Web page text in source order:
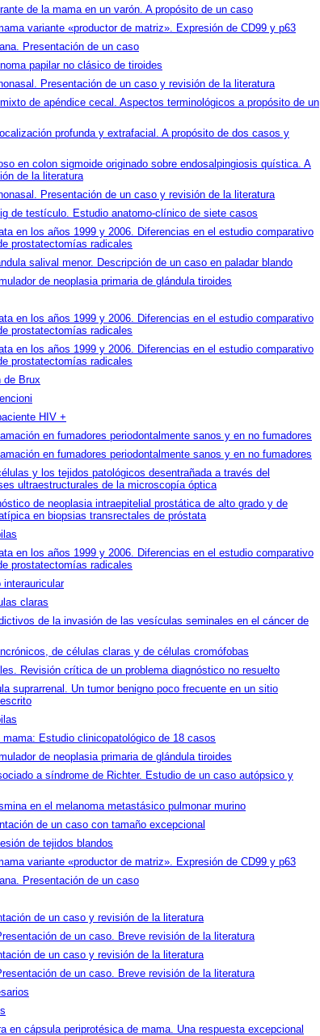
de la mama en un varón. A propósito de un caso
variante «productor de matriz». Expresión de CD99 y p63
Presentación de un caso
papilar no clásico de tiroides
Presentación de un caso y revisión de la literatura
de apéndice cecal. Aspectos terminológicos a propósito de un
profunda y extrafacial. A propósito de dos casos y
en colon sigmoide originado sobre endosalpingiosis quística. A
de la literatura
Presentación de un caso y revisión de la literatura
de testículo. Estudio anatomo-clínico de siete casos
en los años 1999 y 2006. Diferencias en el estudio comparativo
prostatectomías radicales
salival menor. Descripción de un caso en paladar blando
de neoplasia primaria de glándula tiroides
en los años 1999 y 2006. Diferencias en el estudio comparativo
prostatectomías radicales
en los años 1999 y 2006. Diferencias en el estudio comparativo
prostatectomías radicales
de Brux
HIV +
en fumadores periodontalmente sanos y en no fumadores
en fumadores periodontalmente sanos y en no fumadores
y los tejidos patológicos desentrañada a través del
ultraestructurales de la microscopía óptica
de neoplasia intraepitelial prostática de alto grado y de
en biopsias transrectales de próstata
en los años 1999 y 2006. Diferencias en el estudio comparativo
prostatectomías radicales
interauricular
claras
de la invasión de las vesículas seminales en el cáncer de
de células claras y de células cromófobas
Revisión crítica de un problema diagnóstico no resuelto
suprarrenal. Un tumor benigno poco frecuente en un sitio
Estudio clinicopatológico de 18 casos
de neoplasia primaria de glándula tiroides
a síndrome de Richter. Estudio de un caso autópsico y
en el melanoma metastásico pulmonar murino
de un caso con tamaño excepcional
de tejidos blandos
variante «productor de matriz». Expresión de CD99 y p63
Presentación de un caso
de un caso y revisión de la literatura
de un caso. Breve revisión de la literatura
de un caso y revisión de la literatura
de un caso. Breve revisión de la literatura
en cápsula periprotésica de mama. Una respuesta excepcional